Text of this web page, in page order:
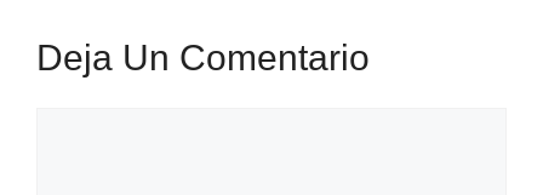
Deja Un Comentario